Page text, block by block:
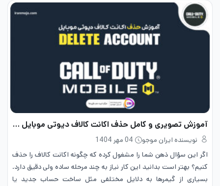
آموزش تصویری و کامل حذف اکانت کالاف دیوتی موبایل 1404
نویسنده ایران موجو
04 مهر 1404
اگر این سؤال ذهن شما را مشغول کرده که چگونه اکانت کالاف را حذف
کنیم؟ بهتر است بدانید این کار نیاز به چند مرحله ساده ولی دقیق دارد.
بسیاری از گیمرها به دلایل مختلفی مثل ساخت حساب جدید یا